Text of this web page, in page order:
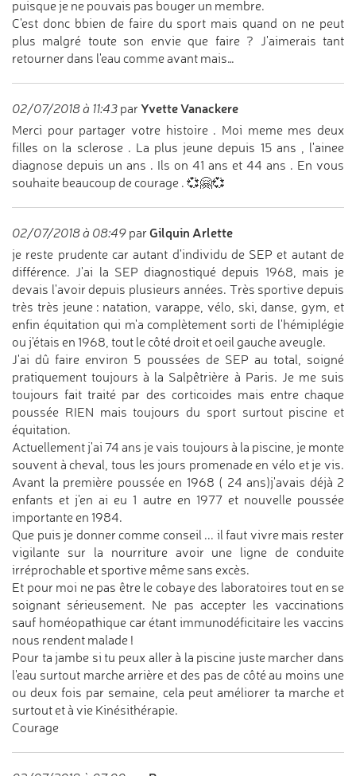
puisque je ne pouvais pas bouger un membre.
C'est donc bbien de faire du sport mais quand on ne peut
plus malgré toute son envie que faire ? J'aimerais tant
retourner dans l'eau comme avant mais…
02/07/2018 à 11:43 par Yvette Vanackere
Merci pour partager votre histoire . Moi meme mes deux
filles on la sclerose . La plus jeune depuis 15 ans , l'ainee
diagnose depuis un ans . Ils on 41 ans et 44 ans . En vous
souhaite beaucoup de courage . 💞🤗💞
02/07/2018 à 08:49 par Gilquin Arlette
je reste prudente car autant d'individu de SEP et autant de
différence. J'ai la SEP diagnostiqué depuis 1968, mais je
devais l'avoir depuis plusieurs années. Très sportive depuis
très très jeune : natation, varappe, vélo, ski, danse, gym, et
enfin équitation qui m'a complètement sorti de l'hémiplégie
ou j'étais en 1968, tout le côté droit et oeil gauche aveugle.
J'ai dû faire environ 5 poussées de SEP au total, soigné
pratiquement toujours à la Salpêtrière à Paris. Je me suis
toujours fait traité par des corticoides mais entre chaque
poussée RIEN mais toujours du sport surtout piscine et
équitation.
Actuellement j'ai 74 ans je vais toujours à la piscine, je monte
souvent à cheval, tous les jours promenade en vélo et je vis.
Avant la première poussée en 1968 ( 24 ans)j'avais déjà 2
enfants et j'en ai eu 1 autre en 1977 et nouvelle poussée
importante en 1984.
Que puis je donner comme conseil ... il faut vivre mais rester
vigilante sur la nourriture avoir une ligne de conduite
irréprochable et sportive même sans excès.
Et pour moi ne pas être le cobaye des laboratoires tout en se
soignant sérieusement. Ne pas accepter les vaccinations
sauf homéopathique car étant immunodéficitaire les vaccins
nous rendent malade !
Pour ta jambe si tu peux aller à la piscine juste marcher dans
l'eau surtout marche arrière et des pas de côté au moins une
ou deux fois par semaine, cela peut améliorer ta marche et
surtout et à vie Kinésithérapie.
Courage